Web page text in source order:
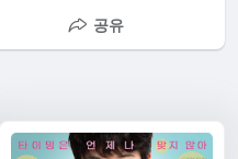
공유